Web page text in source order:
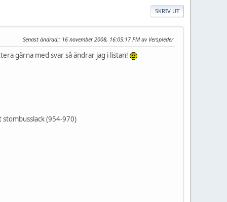
SKRIV UT
Senast ändrad:: 16 november 2008, 16:05:17 PM av Verspieder
gärna med svar så ändrar jag i listan!
(954-970)